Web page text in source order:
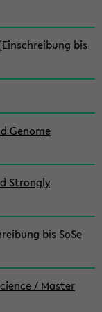
bis
Genome
Strongly
bis SoSe
/ Master